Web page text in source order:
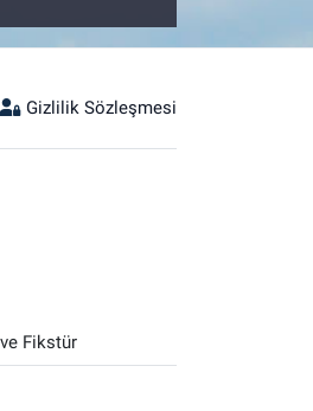
Gizlilik Sözleşmesi
Fikstür